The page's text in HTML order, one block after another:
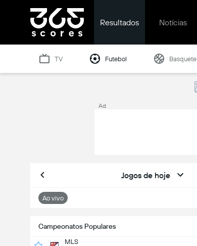
Resultados Notícias
TV Futebol Basquete
Ad
Jogos de hoje
Ao vivo
Campeonatos Populares
MLS